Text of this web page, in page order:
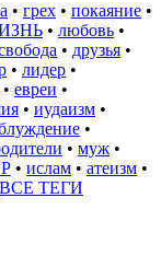
• грех • покаяние •
• любовь •
• друзья •
• лидер •
• евреи •
• иудаизм •
•
• муж •
• ислам • атеизм •
ВСЕ ТЕГИ